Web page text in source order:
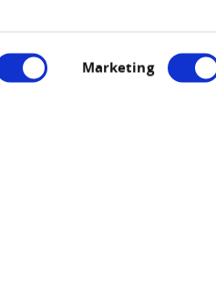
Marketing